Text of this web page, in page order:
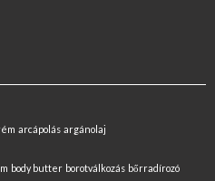
arcápolás argánolaj
body butter borotválkozás bőrradírozó